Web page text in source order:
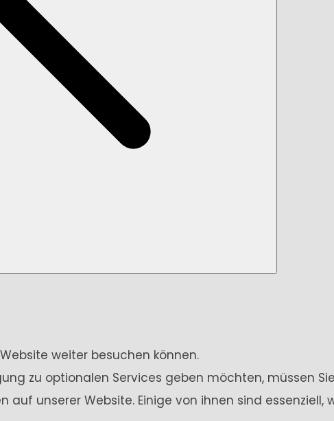
weiter besuchen können.
zu optionalen Services geben möchten, müssen
auf unserer Website. Einige von ihnen sind